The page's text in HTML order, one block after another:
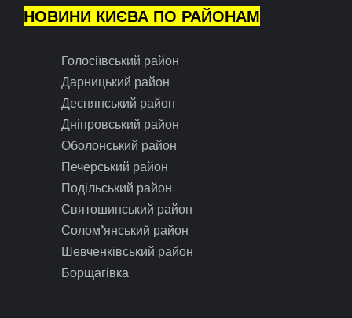
НОВИНИ КИЄВА ПО РАЙОНАМ
Голосіївський район
Дарницький район
Деснянський район
Дніпровський район
Оболонський район
Печерський район
Подільський район
Святошинський район
Солом’янський район
Шевченківський район
Борщагівка